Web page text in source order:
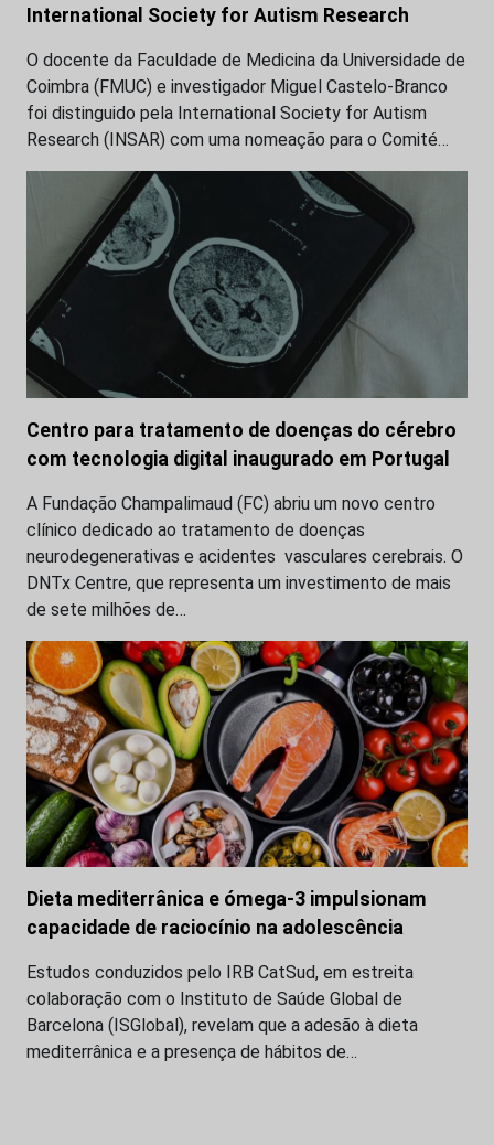
International Society for Autism Research
O docente da Faculdade de Medicina da Universidade de
Coimbra (FMUC) e investigador Miguel Castelo-Branco
foi distinguido pela International Society for Autism
Research (INSAR) com uma nomeação para o Comité…
Centro para tratamento de doenças do cérebro
com tecnologia digital inaugurado em Portugal
A Fundação Champalimaud (FC) abriu um novo centro
clínico dedicado ao tratamento de doenças
neurodegenerativas e acidentes vasculares cerebrais. O
DNTx Centre, que representa um investimento de mais
de sete milhões de…
Dieta mediterrânica e ómega-3 impulsionam
capacidade de raciocínio na adolescência
Estudos conduzidos pelo IRB CatSud, em estreita
colaboração com o Instituto de Saúde Global de
Barcelona (ISGlobal), revelam que a adesão à dieta
mediterrânica e a presença de hábitos de…